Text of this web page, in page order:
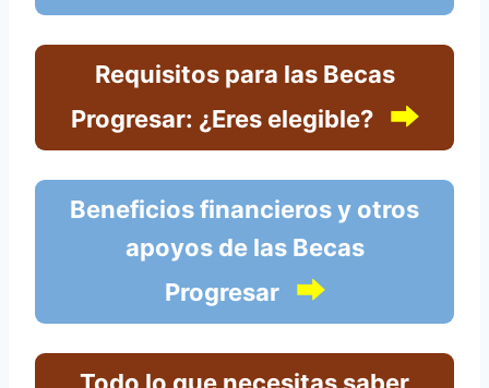
Requisitos para las Becas
Progresar: ¿Eres elegible?
⮕
Beneficios financieros y otros
apoyos de las Becas
Progresar
⮕